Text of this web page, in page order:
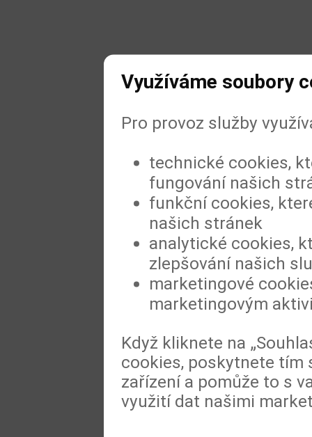
Využíváme soubory
Pro provoz služby
technické cookies,
fungování našich
funkční cookies,
našich stránek
analytické cookies,
zlepšování našich
marketingové
marketingovým
Když kliknete na
cookies, poskytnete tím
zařízení a pomůže to s
využití dat našimi